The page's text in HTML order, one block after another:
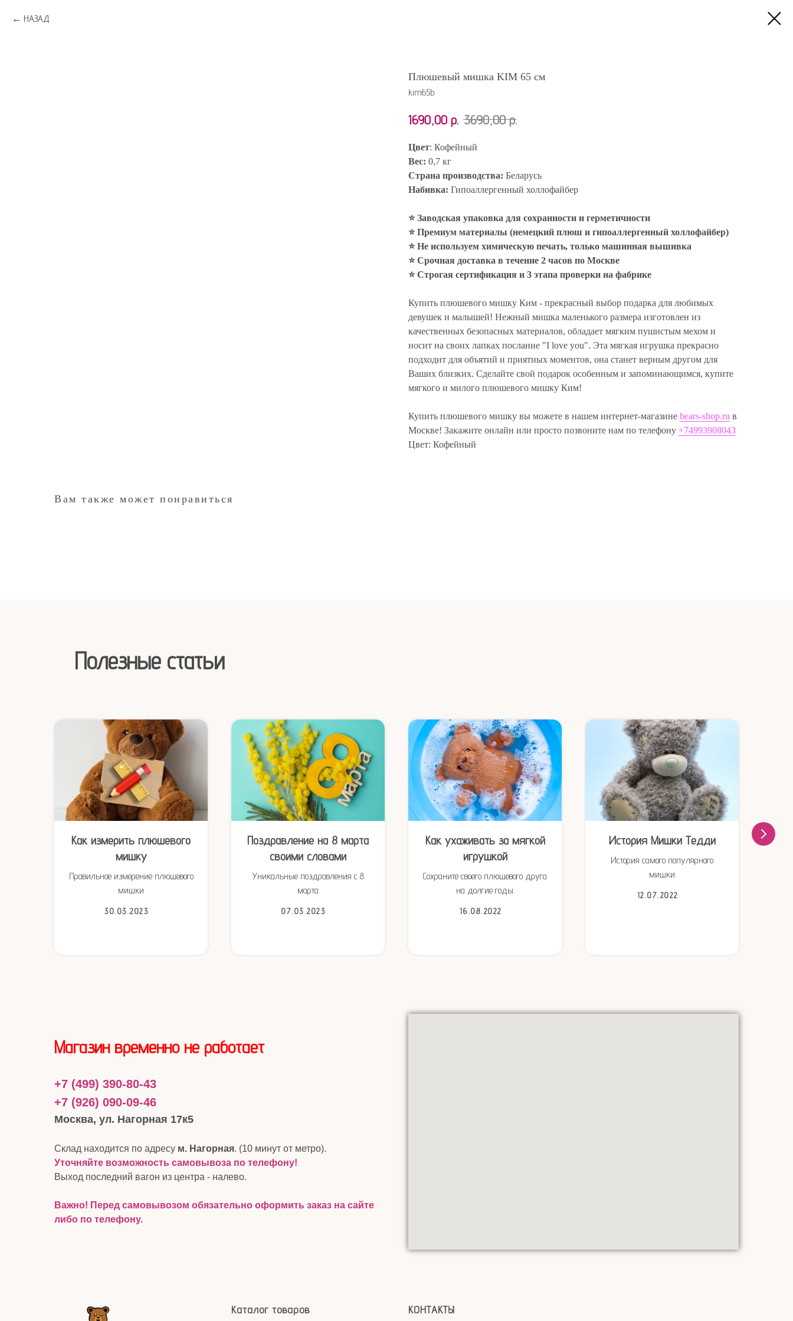
НАЗАД
Плюшевый мишка KIM 65 см
kim65b
1690,00 р. 3690,00 р.
Цвет: Кофейный
Вес: 0,7 кг
Страна производства: Беларусь
Набивка: Гипоаллергенный холлофайбер
⭐ Заводская упаковка для сохранности и герметичности
⭐ Премиум материалы (немецкий плюш и гипоаллергенный холлофайбер)
⭐ Не используем химическую печать, только машинная вышивка
⭐ Срочная доставка в течение 2 часов по Москве
⭐ Строгая сертификация и 3 этапа проверки на фабрике
Купить плюшевого мишку Ким - прекрасный выбор подарка для любимых
девушек и малышей! Нежный мишка маленького размера изготовлен из
качественных безопасных материалов, обладает мягким пушистым мехом и
носит на своих лапках послание "I love you". Эта мягкая игрушка прекрасно
подходит для объятий и приятных моментов, она станет верным другом для
Ваших близких. Сделайте свой подарок особенным и запоминающимся, купите
мягкого и милого плюшевого мишку Ким!
Купить плюшевого мишку вы можете в нашем интернет-магазине bears-shop.ru в
Москве! Закажите онлайн или просто позвоните нам по телефону +74993908043
Цвет: Кофейный
Вам также может понравиться
Полезные статьи
Как измерить плюшевого
мишку
Правильное измерение плюшевого
мишки
30.03.2023
Поздравление на 8 марта
своими словами
Уникальные поздравления с 8
марта
07.03.2023
Как ухаживать за мягкой
игрушкой
Сохраните своего плюшевого друга
на долгие годы.
16.08.2022
История Мишки Тедди
История самого популярного
мишки
12.07.2022
Магазин временно не работает
+7 (499) 390-80-43
+7 (926) 090-09-46
Москва, ул. Нагорная 17к5
Склад находится по адресу м. Нагорная. (10 минут от метро).
Уточняйте возможность самовывоза по телефону!
Выход последний вагон из центра - налево.
Важно! Перед самовывозом обязательно оформить заказ на сайте
либо по телефону.
Каталог товаров КОНТАКТЫ